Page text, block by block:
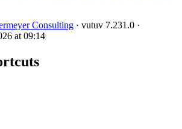
Consulting · vutuv 7.231.0 ·
at 09:14